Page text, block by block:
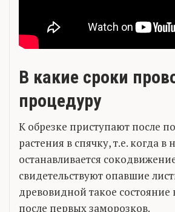
В какие сроки
процедуру
К обрезке приступают после
растения в спячку, т.е. когда в
останавливается
свидетельствуют опавшие
древовидной такое состояние
после первых заморозков.